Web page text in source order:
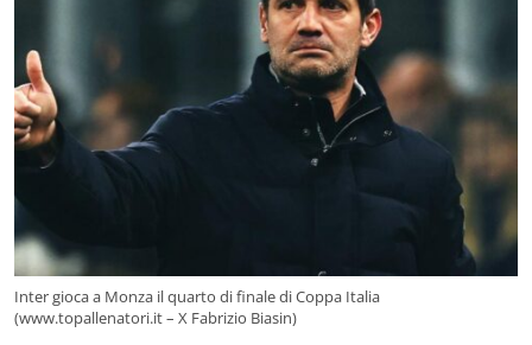
Inter gioca a Monza il quarto di finale di Coppa Italia
(www.topallenatori.it – X Fabrizio Biasin)